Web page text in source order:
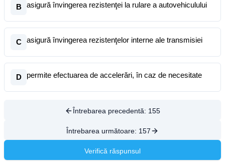
B asigură învingerea rezistenţei la rulare a autovehiculului
C asigură învingerea rezistenţelor interne ale transmisiei
D permite efectuarea de accelerări, în caz de necesitate
Întrebarea precedentă: 155
Întrebarea următoare: 157
Verifică răspunsul